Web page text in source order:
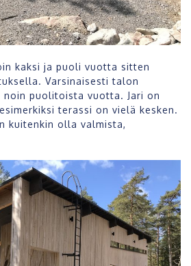
kaksi ja puoli vuotta sitten
Varsinaisesti talon
noin puolitoista vuotta. Jari on
terassi on vielä kesken.
kuitenkin olla valmista,